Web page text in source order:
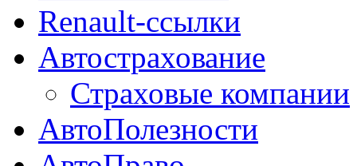
Renault-ссылки
Автострахование
Страховые компании
АвтоПолезности